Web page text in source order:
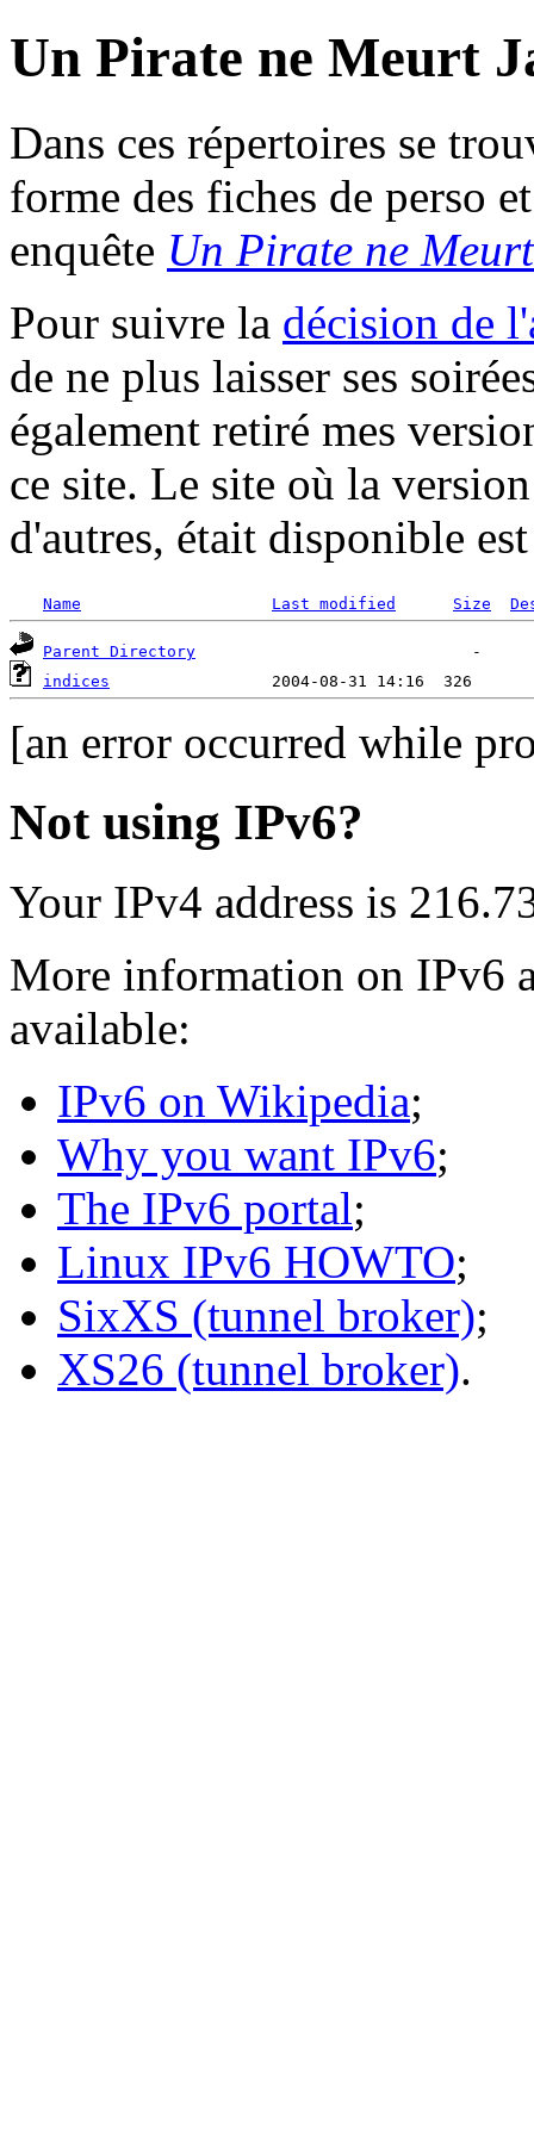
Un Pirate ne Meurt
Dans ces répertoires se
forme des fiches de perso
enquête Un Pirate ne
Pour suivre la décision de
de ne plus laisser ses
également retiré mes
ce site. Le site où la
d'autres, était disponible
Name Last modified Size
Parent Directory
indices
[an error occurred while
Not using IPv6?
Your IPv4 address is
More information on IPv6
available:
IPv6 on Wikipedia;
Why you want IPv6;
The IPv6 portal;
Linux IPv6 HOWTO;
SixXS (tunnel broker);
XS26 (tunnel broker).